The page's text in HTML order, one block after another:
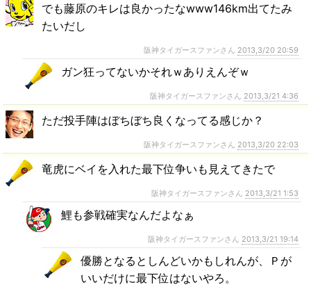
でも藤原のキレは良かったなwww146km出てたみ
たいだし
阪神タイガースファンさん 2013,3/20 20:59
ガン狂ってないかそれｗありえんぞｗ
阪神タイガースファンさん 2013,3/21 4:36
ただ投手陣はぼちぼち良くなってる感じか？
阪神タイガースファンさん 2013,3/20 22:03
竜虎にベイを入れた最下位争いも見えてきたで
阪神タイガースファンさん 2013,3/21 1:53
鯉も参戦確実なんだよなぁ
阪神タイガースファンさん 2013,3/21 19:14
優勝となるとしんどいかもしれんが、Ｐが
いいだけに最下位はないやろ。